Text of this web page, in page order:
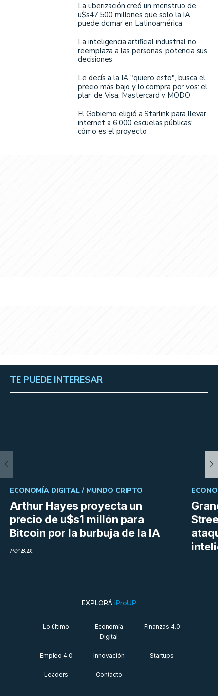
La uberización creó un monstruo de
u$s47.500 millones que solo la IA
puede domar en Latinoamérica
La inteligencia artificial industrial no
reemplaza a las personas, potencia sus
decisiones
Le decís a la IA "quiero esto", busca el
precio más bajo y lo compra por vos: el
plan de Visa, Mastercard y MODO
El Gobierno eligió a Starlink para llevar
internet a 6.000 escuelas públicas:
cómo es el proyecto
TE PUEDE INTERESAR
Arthur Hayes proyecta un
precio de u$s1 millón para
Bitcoin por la burbuja de la IA
ECONOMÍA DIGITAL / MUNDO CRIPTO
Por B.D.
EXPLORÁ iProUP
Lo último
Economía
Digital
Finanzas 4.0
Empleo 4.0 Innovación Startups
Leaders Contacto